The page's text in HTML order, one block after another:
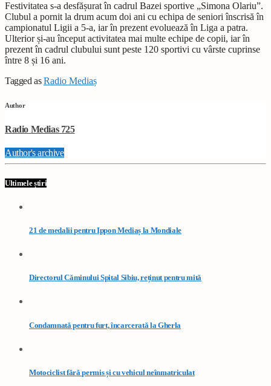
Festivitatea s-a desfășurat în cadrul Bazei sportive „Simona Olariu”.
Clubul a pornit la drum acum doi ani cu echipa de seniori înscrisă în
campionatul Ligii a 5-a, iar în prezent evoluează în Liga a patra.
Ulterior și-au început activitatea mai multe echipe de copii, iar în
prezent în cadrul clubului sunt peste 120 sportivi cu vârste cuprinse
între 8 și 16 ani.
Tagged asRadio Mediaș
Author
Radio Medias 725
Author's archive
Ultimele știri
21 de medalii pentru Ippon Mediaș la Mondiale
Directorul Căminului Spital Sibiu, reținut pentru mită
Condamnată pentru furt, încarcerată la Gherla
Motociclist fără permis și cu vehicul neînmatriculat